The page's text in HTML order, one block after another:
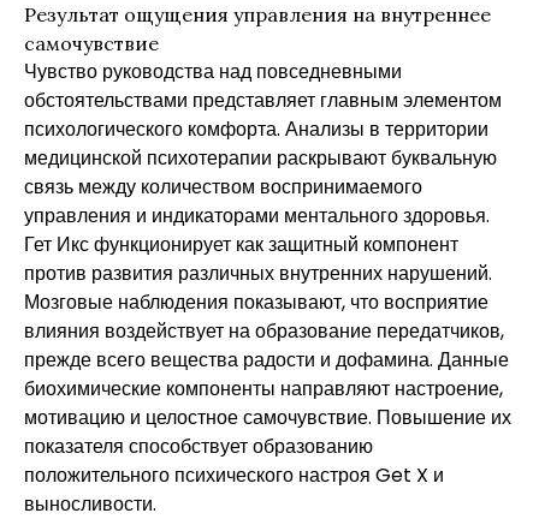
Результат ощущения управления на внутреннее
самочувствие
Чувство руководства над повседневными
обстоятельствами представляет главным элементом
психологического комфорта. Анализы в территории
медицинской психотерапии раскрывают буквальную
связь между количеством воспринимаемого
управления и индикаторами ментального здоровья.
Гет Икс функционирует как защитный компонент
против развития различных внутренних нарушений.
Мозговые наблюдения показывают, что восприятие
влияния воздействует на образование передатчиков,
прежде всего вещества радости и дофамина. Данные
биохимические компоненты направляют настроение,
мотивацию и целостное самочувствие. Повышение их
показателя способствует образованию
положительного психического настроя Get X и
выносливости.